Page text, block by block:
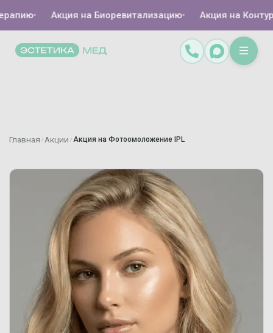
• Акция на Биоревитализацию• Акция на
Главная / Акции / Акция на Фотоомоложение IPL